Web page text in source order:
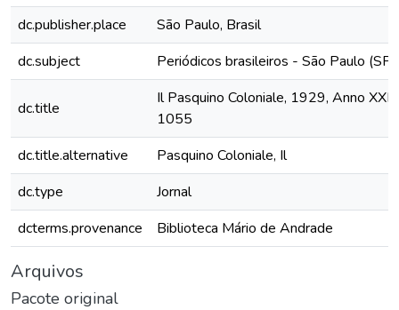
dc.publisher.place
São Paulo, Brasil
dc.subject
Periódicos brasileiros - São Paulo (SP)
dc.title
Il Pasquino Coloniale, 1929, Anno XXII,
1055
dc.title.alternative
Pasquino Coloniale, Il
dc.type
Jornal
dcterms.provenance
Biblioteca Mário de Andrade
Arquivos
Pacote original